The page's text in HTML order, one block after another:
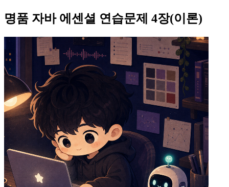
명품 자바 에센셜 연습문제 4장(이론)